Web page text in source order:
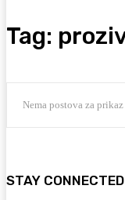
Tag:
Nema postova za prikaz
STAY CONNECTED